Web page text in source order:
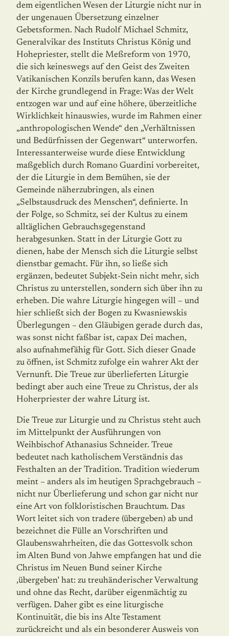
dem eigentlichen Wesen der Liturgie nicht nur in
der ungenauen Übersetzung einzelner
Gebetsformen. Nach Rudolf Michael Schmitz,
Generalvikar des Instituts Christus König und
Hohepriester, stellt die Meßreform von 1970,
die sich keineswegs auf den Geist des Zweiten
Vatikanischen Konzils berufen kann, das Wesen
der Kirche grundlegend in Frage: Was der Welt
entzogen war und auf eine höhere, überzeitliche
Wirklichkeit hinauswies, wurde im Rahmen einer
„anthropologischen Wende“ den „Verhältnissen
und Bedürfnissen der Gegenwart“ unterworfen.
Interessanterweise wurde diese Entwicklung
maßgeblich durch Romano Guardini vorbereitet,
der die Liturgie in dem Bemühen, sie der
Gemeinde näherzubringen, als einen
„Selbstausdruck des Menschen“, definierte. In
der Folge, so Schmitz, sei der Kultus zu einem
alltäglichen Gebrauchsgegenstand
herabgesunken. Statt in der Liturgie Gott zu
dienen, habe der Mensch sich die Liturgie selbst
dienstbar gemacht. Für ihn, so ließe sich
ergänzen, bedeutet Subjekt-Sein nicht mehr, sich
Christus zu unterstellen, sondern sich über ihn zu
erheben. Die wahre Liturgie hingegen will – und
hier schließt sich der Bogen zu Kwasniewskis
Überlegungen – den Gläubigen gerade durch das,
was sonst nicht faßbar ist, capax Dei machen,
also aufnahmefähig für Gott. Sich dieser Gnade
zu öffnen, ist Schmitz zufolge ein wahrer Akt der
Vernunft. Die Treue zur überlieferten Liturgie
bedingt aber auch eine Treue zu Christus, der als
Hoherpriester der wahre Liturg ist.
Die Treue zur Liturgie und zu Christus steht auch
im Mittelpunkt der Ausführungen von
Weihbischof Athanasius Schneider. Treue
bedeutet nach katholischem Verständnis das
Festhalten an der Tradition. Tradition wiederum
meint – anders als im heutigen Sprachgebrauch –
nicht nur Überlieferung und schon gar nicht nur
eine Art von folkloristischen Brauchtum. Das
Wort leitet sich von tradere (übergeben) ab und
bezeichnet die Fülle an Vorschriften und
Glaubenswahrheiten, die das Gottesvolk schon
im Alten Bund von Jahwe empfangen hat und die
Christus im Neuen Bund seiner Kirche
‚übergeben’ hat: zu treuhänderischer Verwaltung
und ohne das Recht, darüber eigenmächtig zu
verfügen. Daher gibt es eine liturgische
Kontinuität, die bis ins Alte Testament
zurückreicht und als ein besonderer Ausweis von